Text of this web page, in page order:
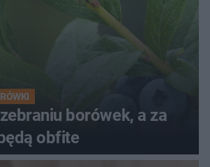
borówek, a za
obfite